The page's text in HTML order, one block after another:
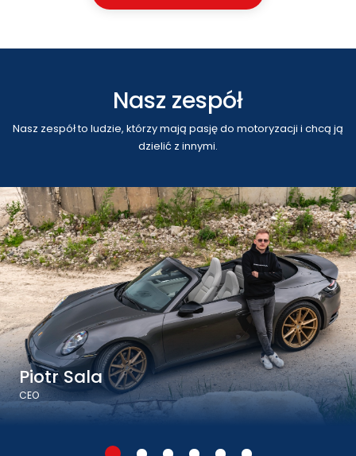
Nasz zespół
Nasz zespół to ludzie, którzy mają pasję do motoryzacji i chcą ją
dzielić z innymi.
Piotr Sala
CEO